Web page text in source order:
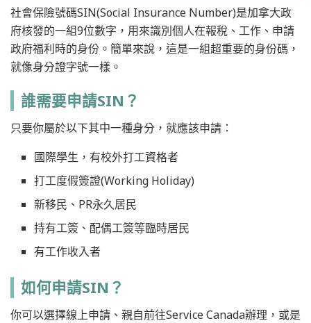
社會保險號碼SIN(Social Insurance Number)是加拿大政
府核發的一組9位數字，用來識別個人在報稅、工作、申請
政府福利時的身份。簡單來說，這是一組超重要的身份碼，
就像身分證字號一樣。
誰需要申請SIN？
只要你屬於以下其中一種身分，就應該申請：
國際學生，有校外打工資格者
打工度假簽證(Working Holiday)
新移民、PR永久居民
持有工簽、配偶工簽等臨時居民
有工作收入者
如何申請SIN？
你可以選擇線上申請、親自前往Service Canada辦理，或是